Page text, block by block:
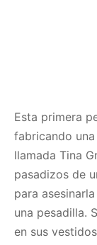
Esta primera
fabricando
llamada Tina
pasadizos de
para
una pesadilla.
en sus